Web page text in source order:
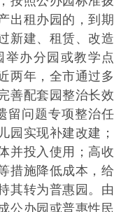
出租办园的，到期
新建、租赁、改造
办分园或教学点
两年，全市通过多
善配套园整治长效
留问题专项整治任
园实现补建改建；
并投入使用；高收
措施降低成本，给
其转为普惠园。由
公办园或普惠性民